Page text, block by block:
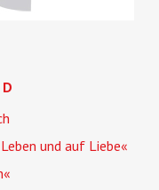
und auf Liebe«